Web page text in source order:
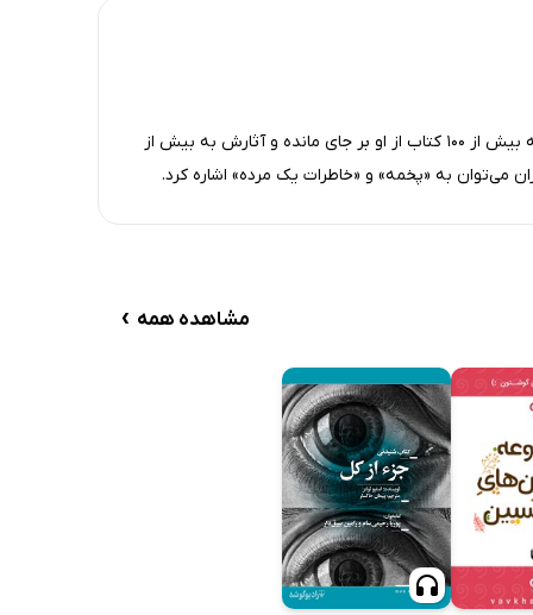
عزیز نسین طنز‌پرداز و‌ نویسنده‌ی شناخته‌شده‌ی ترک است که بیش از 100 کتاب از او بر جای‌ مانده و آثارش به بیش از
مشاهده همه ›